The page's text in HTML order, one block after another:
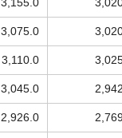
3,075.0
3,110.0
3,045.0
2,926.0